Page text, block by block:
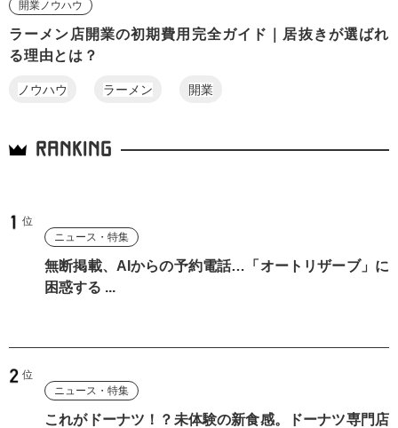
開業ノウハウ
ラーメン店開業の初期費用完全ガイド｜居抜きが選ばれ
る理由とは？
ノウハウ ラーメン 開業
RANKING
ニュース・特集
無断掲載、AIからの予約電話…「オートリザーブ」に
困惑する ...
ニュース・特集
これがドーナツ！？未体験の新食感。ドーナツ専門店